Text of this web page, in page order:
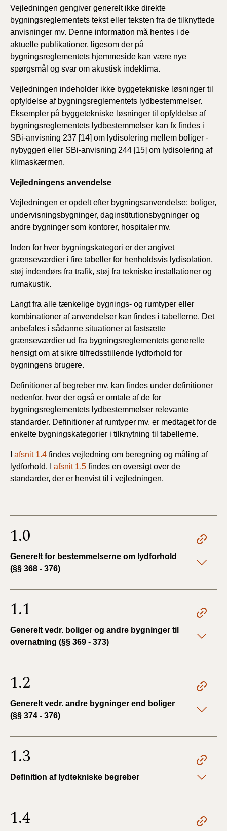
Vejledningen gengiver generelt ikke direkte
bygningsreglementets tekst eller teksten fra de tilknyttede
anvisninger mv. Denne information må hentes i de
aktuelle publikationer, ligesom der på
bygningsreglementets hjemmeside kan være nye
spørgsmål og svar om akustisk indeklima.
Vejledningen indeholder ikke byggetekniske løsninger til
opfyldelse af bygningsreglementets lydbestemmelser.
Eksempler på byggetekniske løsninger til opfyldelse af
bygningsreglementets lydbestemmelser kan fx findes i
SBi-anvisning 237 [14] om lydisolering mellem boliger -
nybyggeri eller SBi-anvisning 244 [15] om lydisolering af
klimaskærmen.
Vejledningens anvendelse
Vejledningen er opdelt efter bygningsanvendelse: boliger,
undervisningsbygninger, daginstitutionsbygninger og
andre bygninger som kontorer, hospitaler mv.
Inden for hver bygningskategori er der angivet
grænseværdier i fire tabeller for henholdsvis lydisolation,
støj indendørs fra trafik, støj fra tekniske installationer og
rumakustik.
Langt fra alle tænkelige bygnings- og rumtyper eller
kombinationer af anvendelser kan findes i tabellerne. Det
anbefales i sådanne situationer at fastsætte
grænseværdier ud fra bygningsreglementets generelle
hensigt om at sikre tilfredsstillende lydforhold for
bygningens brugere.
Definitioner af begreber mv. kan findes under definitioner
nedenfor, hvor der også er omtale af de for
bygningsreglementets lydbestemmelser relevante
standarder. Definitioner af rumtyper mv. er medtaget for de
enkelte bygningskategorier i tilknytning til tabellerne.
afsnit 1.4 findes vejledning om beregning og måling af
lydforhold. I afsnit 1.5 findes en oversigt over de
standarder, der er henvist til i vejledningen.
1.0
Generelt for bestemmelserne om lydforhold
(§§ 368 - 376)
1.1
Generelt vedr. boliger og andre bygninger til
overnatning (§§ 369 - 373)
1.2
Generelt vedr. andre bygninger end boliger
(§§ 374 - 376)
1.3
Definition af lydtekniske begreber
1.4